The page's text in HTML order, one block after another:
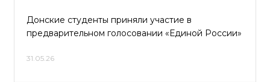
Донские студенты приняли участие в
предварительном голосовании «Единой России»
31.05.26